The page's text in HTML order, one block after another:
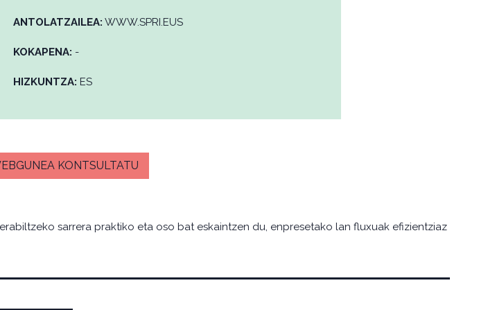
ANTOLATZAILEA: WWW.SPRI.EUS
KOKAPENA: -
HIZKUNTZA: ES
KONTSULTATU
sarrera praktiko eta oso bat eskaintzen du, enpresetako lan fluxuak efizientziaz